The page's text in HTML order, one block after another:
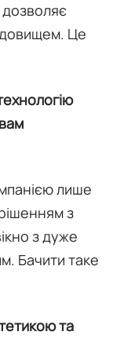
Це
лише
з
з дуже
Бачити таке
та